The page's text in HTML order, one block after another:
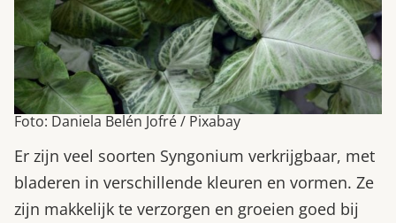
Foto: Daniela Belén Jofré / Pixabay
Er zijn veel soorten Syngonium verkrijgbaar, met
bladeren in verschillende kleuren en vormen. Ze
zijn makkelijk te verzorgen en groeien goed bij